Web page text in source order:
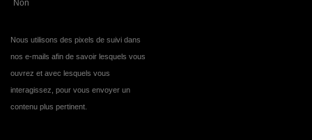
Non
Nous utilisons des pixels de suivi dans
nos e-mails afin de savoir lesquels vous
ouvrez et avec lesquels vous
interagissez, pour vous envoyer un
contenu plus pertinent.